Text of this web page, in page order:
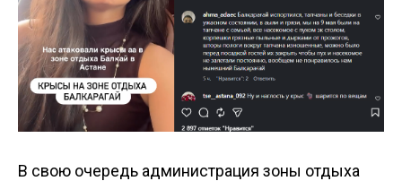
В свою очередь администрация зоны отдыха